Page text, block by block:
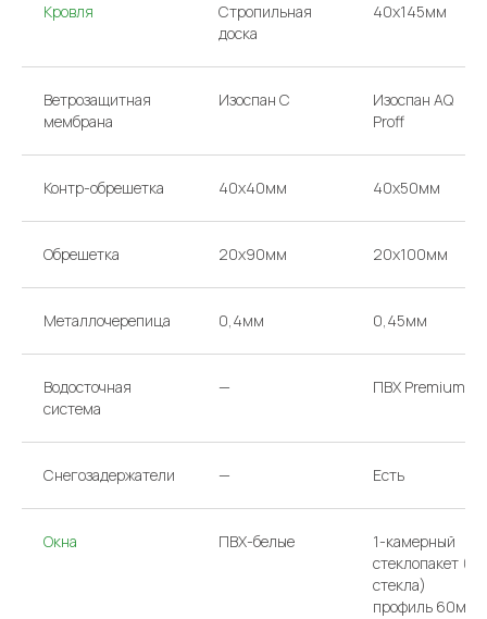
Кровля
Стропильная
доска
40х145мм
Ветрозащитная
мембрана
Изоспан С
Изоспан AQ
Proff
Контр-обрешетка 40х40мм 40х50мм
Обрешетка 20х90мм 20х100мм
Металлочерепица 0,4мм 0,45мм
Водосточная
система
— ПВХ Premium
Снегозадержатели — Есть
Окна ПВХ-белые
1-камерный
стеклопакет (2
стекла)
профиль 60мм
Звоните или
приходите в офис
ВЫСТАВОЧНЫЙ ДОМ Д/01
+ 7 985 766-91-92
ТЕЛЕФОНЫ НАПИШИТЕ НАМ
+ 7 985 174-63-39
Перезвоните мне
С 10:00 ДО 19:00
ВРЕМЯ РАБОТЫ